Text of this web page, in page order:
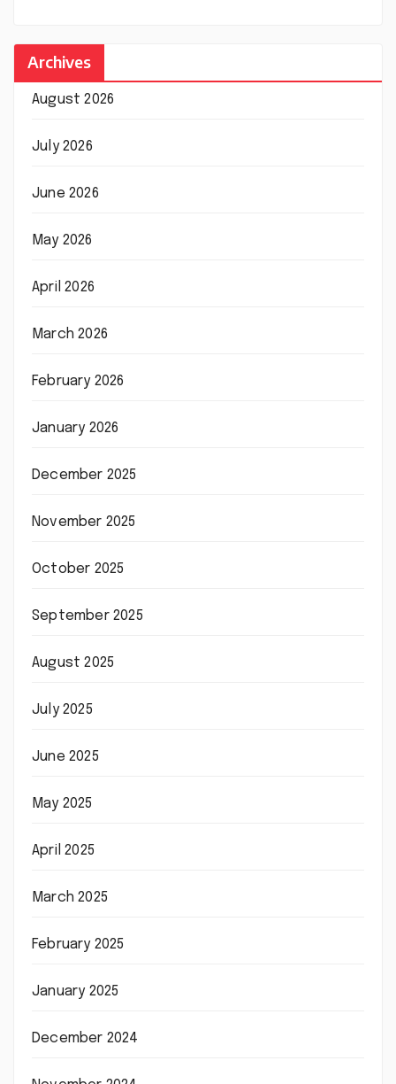
Archives
August 2026
July 2026
June 2026
May 2026
April 2026
March 2026
February 2026
January 2026
December 2025
November 2025
October 2025
September 2025
August 2025
July 2025
June 2025
May 2025
April 2025
March 2025
February 2025
January 2025
December 2024